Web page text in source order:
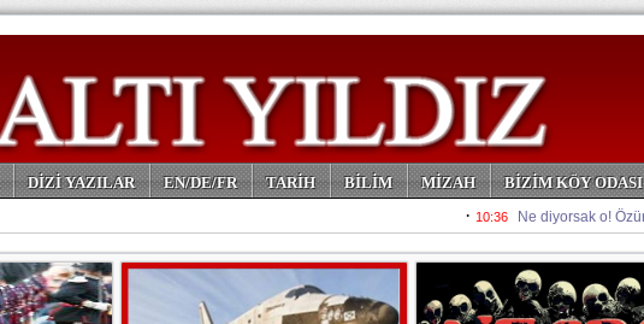
DİZİ YAZILAR EN/DE/FR TARİH BİLİM MİZAH
BİZİM KÖY ODASI